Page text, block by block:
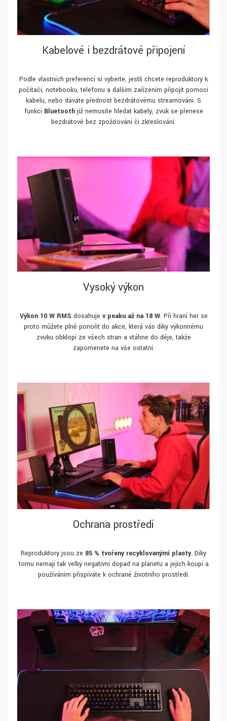
Kabelové i bezdrátové připojení
Podle vlastních preferencí si vyberte, jestli chcete reproduktory k
počítači, notebooku, telefonu a dalším zařízením připojit pomocí
kabelu, nebo dáváte přednost bezdrátovému streamování. S
funkcí Bluetoothjiž nemusíte hledat kabely, zvuk se přenese
bezdrátově bez zpožďování či zkreslování.
Vysoký výkon
Výkon 10 W RMS dosahuje v peaku až na 18 W. Při hraní her se
proto můžete plně ponořit do akce, která vás díky výkonnému
zvuku obklopí ze všech stran a vtáhne do děje, takže
zapomenete na vše ostatní.
Ochrana prostředí
Reproduktory jsou ze 85 % tvořeny recyklovanými plasty. Díky
tomu nemají tak velký negativní dopad na planetu a jejich koupí a
používáním přispíváte k ochraně životního prostředí.